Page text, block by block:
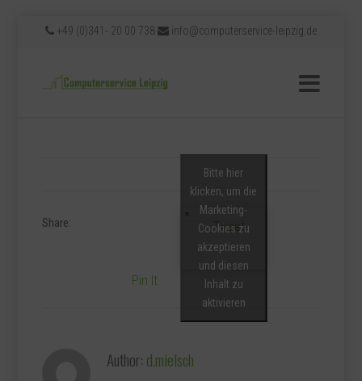
+49 (0)341- 20 00 738 info@computerservice-leipzig.de
Share: Tweet
Bitte hier
klicken, um die
Marketing-
Cookies zu
akzeptieren
und diesen
Inhalt zu
aktivieren
Pin It
Author: d.mielsch